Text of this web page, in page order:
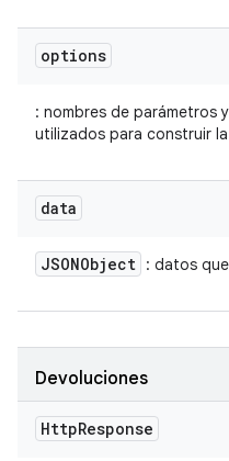
options
: nombres de parámetros
utilizados para construir
data
JSONObject : datos
Devoluciones
HttpResponse